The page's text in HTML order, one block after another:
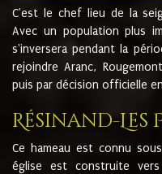
C'est le chef lieu de la
Avec un population plus
s'inversera pendant la
rejoindre Aranc,
puis par décision officielle
Résinand-Les
Ce hameau est connu
église est construite